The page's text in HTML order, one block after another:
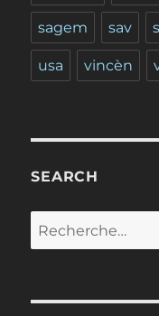
sagem sav
usa vincèn
SEARCH
Recherche
pour :